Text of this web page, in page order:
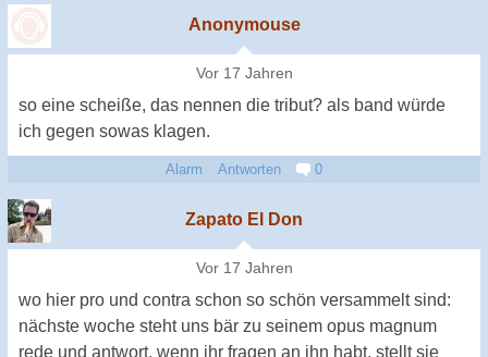
Anonymouse
Vor 17 Jahren
so eine scheiße, das nennen die tribut? als band würde
ich gegen sowas klagen.
Alarm Antworten 0
Zapato El Don
Vor 17 Jahren
wo hier pro und contra schon so schön versammelt sind:
nächste woche steht uns bär zu seinem opus magnum
rede und antwort. wenn ihr fragen an ihn habt, stellt sie